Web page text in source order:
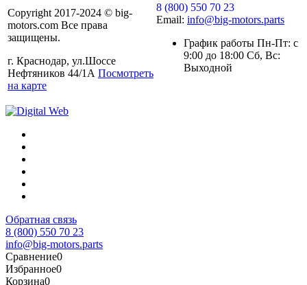
Copyright 2017-2024 © big-
motors.com Все права
защищены.
г. Краснодар, ул.Шоссе
Нефтяников 44/1А Посмотреть
на карте
8 (800) 550 70 23
Email: info@big-motors.parts
График работы Пн-Пт: с
9:00 до 18:00 Сб, Вс:
Выходной
Обратная связь
8 (800) 550 70 23
info@big-motors.parts
Сравнение0
Избранное0
Корзина0